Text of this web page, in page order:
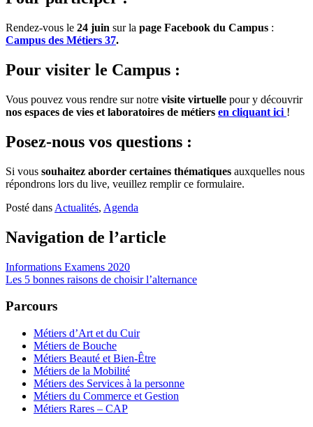
Rendez-vous le 24 juin sur la page Facebook du Campus :
Campus des Métiers 37.
Pour visiter le Campus :
Vous pouvez vous rendre sur notre visite virtuelle pour y découvrir
nos espaces de vies et laboratoires de métiers en cliquant ici !
Posez-nous vos questions :
Si vous souhaitez aborder certaines thématiques auxquelles nous
répondrons lors du live, veuillez remplir ce formulaire.
Posté dans Actualités, Agenda
Navigation de l’article
Informations Examens 2020
Les 5 bonnes raisons de choisir l’alternance
Parcours
Métiers d’Art et du Cuir
Métiers de Bouche
Métiers Beauté et Bien-Être
Métiers de la Mobilité
Métiers des Services à la personne
Métiers du Commerce et Gestion
Métiers Rares – CAP